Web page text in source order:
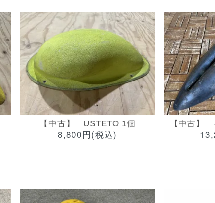
【中古】 USTETO 1個
8,800円(税込)
【中古】